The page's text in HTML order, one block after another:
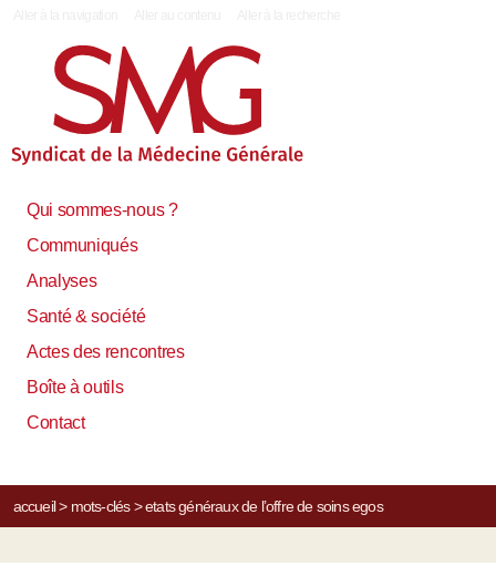
Qui sommes-nous ?
Communiqués
Analyses
Santé & société
Actes des rencontres
Boîte à outils
Contact
accueil> mots-clés> etats généraux de l’offre de soins egos